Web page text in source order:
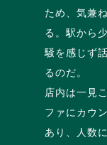
ため、気兼
る。駅から
騒を感じず
るのだ。
店内は一見
ファにカウ
あり、人数